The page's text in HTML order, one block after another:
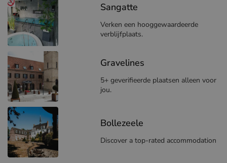
Sangatte
Verken een hooggewaardeerde
verblijfplaats.
Gravelines
5+ geverifieerde plaatsen alleen voor
jou.
Bollezeele
Discover a top-rated accommodation